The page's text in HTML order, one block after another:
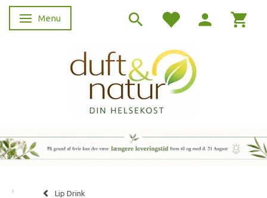
Skifte navigation
Menu
Lip Drink